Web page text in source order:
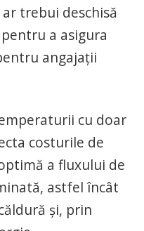
trebui deschisă
a asigura
angajații
cu doar
costurile de
a fluxului de
astfel încât
și, prin